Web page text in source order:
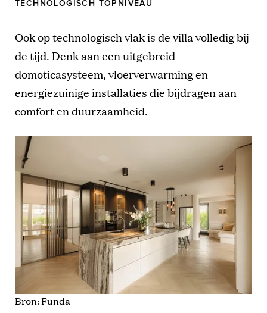
TECHNOLOGISCH TOPNIVEAU
Ook op technologisch vlak is de villa volledig bij
de tijd. Denk aan een uitgebreid
domoticasysteem, vloerverwarming en
energiezuinige installaties die bijdragen aan
comfort en duurzaamheid.
Bron: Funda